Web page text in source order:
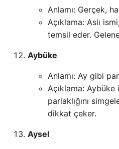
Anlamı: Gerçek,
Açıklama: Aslı
temsil eder.
Aybüke
Anlamı: Ay gibi
Açıklama:
parlaklığını
dikkat çeker.
Aysel